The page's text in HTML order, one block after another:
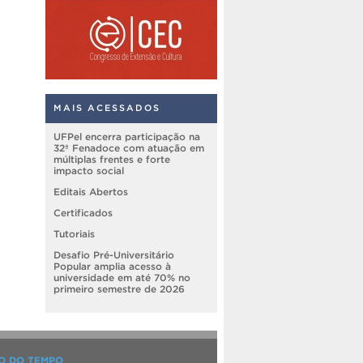
MAIS ACESSADOS
UFPel encerra participação na
32ª Fenadoce com atuação em
múltiplas frentes e forte
impacto social
Editais Abertos
Certificados
Tutoriais
Desafio Pré-Universitário
Popular amplia acesso à
universidade em até 70% no
primeiro semestre de 2026
DO TEMPO